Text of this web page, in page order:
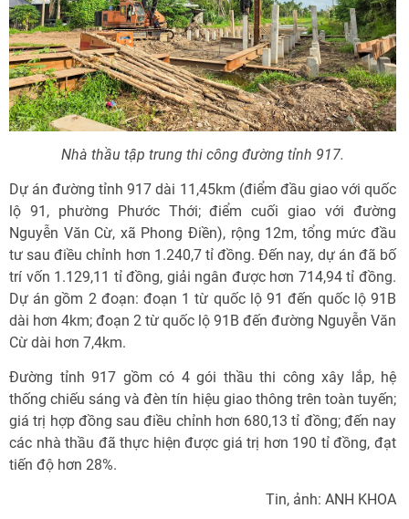
Nhà thầu tập trung thi công đường tỉnh 917.
Dự án đường tỉnh 917 dài 11,45km (điểm đầu giao với quốc
lộ 91, phường Phước Thới; điểm cuối giao với đường
Nguyễn Văn Cừ, xã Phong Điền), rộng 12m, tổng mức đầu
tư sau điều chỉnh hơn 1.240,7 tỉ đồng. Đến nay, dự án đã bố
trí vốn 1.129,11 tỉ đồng, giải ngân được hơn 714,94 tỉ đồng.
Dự án gồm 2 đoạn: đoạn 1 từ quốc lộ 91 đến quốc lộ 91B
dài hơn 4km; đoạn 2 từ quốc lộ 91B đến đường Nguyễn Văn
Cừ dài hơn 7,4km.
Đường tỉnh 917 gồm có 4 gói thầu thi công xây lắp, hệ
thống chiếu sáng và đèn tín hiệu giao thông trên toàn tuyến;
giá trị hợp đồng sau điều chỉnh hơn 680,13 tỉ đồng; đến nay
các nhà thầu đã thực hiện được giá trị hơn 190 tỉ đồng, đạt
tiến độ hơn 28%.
Tin, ảnh: ANH KHOA